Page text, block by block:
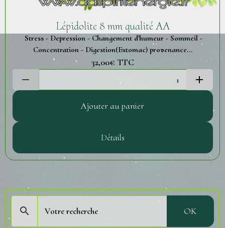
Lépidolite 8 mm qualité AA
Stress - Depression - Changement d'humeur - Sommeil -
Concentration - Digestion(Estomac) provenance...
32,00€ TTC
Ajouter au panier
Détails
OK